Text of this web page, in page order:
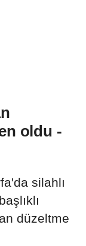
oldu -
silahlı
düzeltme